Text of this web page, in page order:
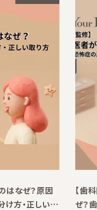
はなぜ？原因
方・正しい取
【歯
ぜ？